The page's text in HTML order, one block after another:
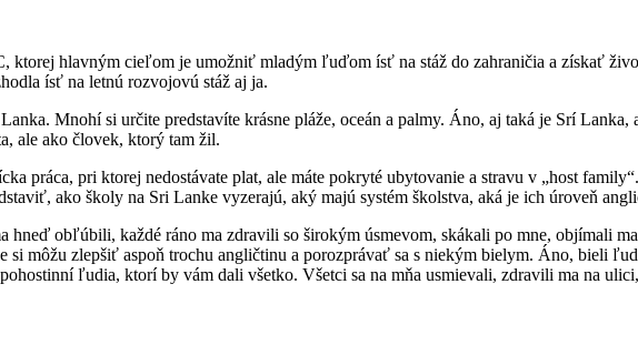
ktorej hlavným cieľom je umožniť mladým ľuďom ísť na stáž do zahraničia a získať
ísť na letnú rozvojovú stáž aj ja.
Mnohí si určite predstavíte krásne pláže, oceán a palmy. Áno, aj taká je Srí Lanka,
ale ako človek, ktorý tam žil.
práca, pri ktorej nedostávate plat, ale máte pokryté ubytovanie a stravu v „host
ako školy na Sri Lanke vyzerajú, aký majú systém školstva, aká je ich úroveň
obľúbili, každé ráno ma zdravili so širokým úsmevom, skákali po mne, objímali
môžu zlepšiť aspoň trochu angličtinu a porozprávať sa s niekým bielym. Áno, bieli
ľudia, ktorí by vám dali všetko. Všetci sa na mňa usmievali, zdravili ma na